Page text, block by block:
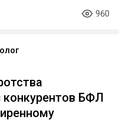
960
конкурентов БФЛ